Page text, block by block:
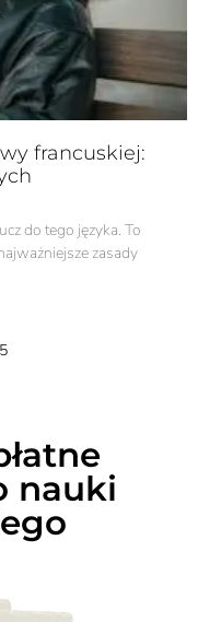
francuskiej:
do tego języka. To
zasady
5
nauki